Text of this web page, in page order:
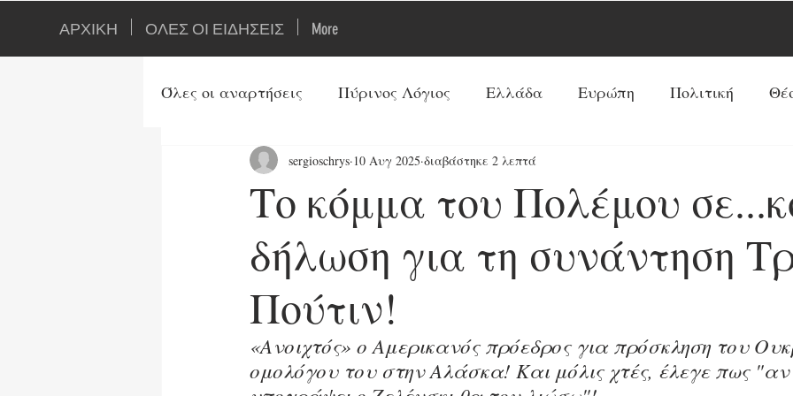
ΑΡΧΙΚΗ ΟΛΕΣ ΟΙ ΕΙΔΗΣΕΙΣ More
Όλες οι αναρτήσεις Πύρινος Λόγιος Ελλάδα Ευρώπη Πολιτική
Ιστορία Ορθοδοξία Νέα Τάξη Πραγμάτων
Αρθρογράφοι
Ενέργεια Τεχνολογία
Τρίτος Παγκ. Πόλεμος Προφητείες Συνεντεύξεις Κύρια Θέματα
Το κόμμα του Πολέμου
δήλωση για τη συνάντηση
Πούτιν!
sergioschrys 10 Αυγ 2025 διαβάστηκε 2 λεπτά
«Ανοιχτός» ο Αμερικανός πρόεδρος για πρόσκληση του
ομολόγου του στην Αλάσκα! Και μόλις χτές, έλεγε πως